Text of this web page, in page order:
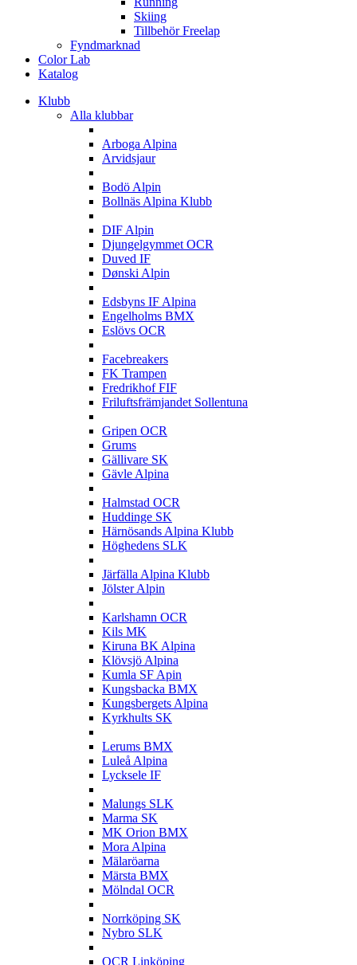
Skiing
Tillbehör Freelap
Fyndmarknad
Color Lab
Katalog
Klubb
Alla klubbar
Arboga Alpina
Arvidsjaur
Bodö Alpin
Bollnäs Alpina Klubb
DIF Alpin
Djungelgymmet OCR
Duved IF
Dønski Alpin
Edsbyns IF Alpina
Engelholms BMX
Eslövs OCR
Facebreakers
FK Trampen
Fredrikhof FIF
Friluftsfrämjandet Sollentuna
Gripen OCR
Grums
Gällivare SK
Gävle Alpina
Halmstad OCR
Huddinge SK
Härnösands Alpina Klubb
Höghedens SLK
Järfälla Alpina Klubb
Jölster Alpin
Karlshamn OCR
Kils MK
Kiruna BK Alpina
Klövsjö Alpina
Kumla SF Apin
Kungsbacka BMX
Kungsbergets Alpina
Kyrkhults SK
Lerums BMX
Luleå Alpina
Lycksele IF
Malungs SLK
Marma SK
MK Orion BMX
Mora Alpina
Mälaröarna
Märsta BMX
Mölndal OCR
Norrköping SK
Nybro SLK
OCR Linköping